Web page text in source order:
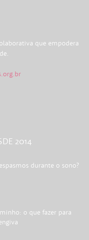
que empodera
2014
durante o sono?
o que fazer para